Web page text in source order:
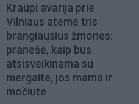
Kraupi avarija prie
Vilniaus atėmė tris
brangiausius žmones:
pranešė, kaip bus
atsisveikinama su
mergaite, jos mama ir
močiute